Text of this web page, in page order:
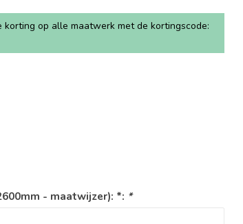
korting op alle maatwerk met de kortingscode:
- maatwijzer): *: *